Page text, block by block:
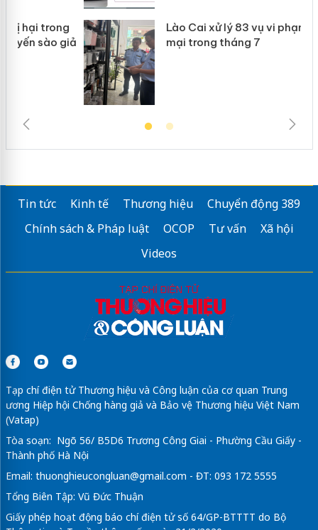
Lào Cai xử lý 83 vụ vi phạm thương
mại trong tháng 7
Tin tức Kinh tế Thương hiệu
Chuyển động 389
Chính sách & Pháp luật
OCOP Tư vấn
Xã hội
Videos
Tạp chí điện tử Thương hiệu và Công luận của cơ quan Trung
ương Hiệp hội Chống hàng giả và Bảo vệ Thương hiệu Việt Nam
(Vatap)
Tòa soạn: Ngõ 56/ B5D6 Trương Công Giai - Phường Cầu Giấy -
Thành phố Hà Nội
Email: thuonghieucongluan@gmail.com - ĐT: 093 172 5555
Tổng Biên Tập: Vũ Đức Thuận
Giấy phép hoạt động báo chí điện tử số 64/GP-BTTTT do Bộ